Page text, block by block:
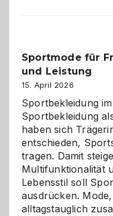
Sportmode für
und Leistung
15. April 2026
Sportbekleidung
Sportbekleidung
haben sich
entschieden,
tragen. Damit
Multifunktionalität
Lebensstil soll
ausdrücken.
alltagstauglich